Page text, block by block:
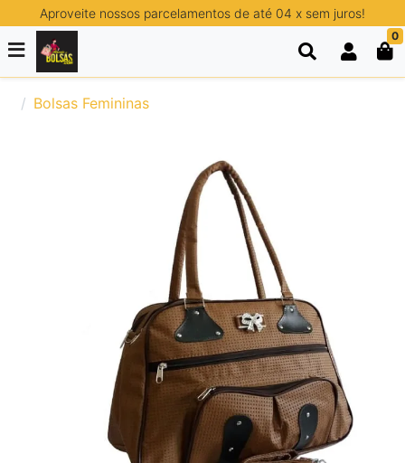
Aproveite nossos parcelamentos de até 04 x sem juros!
0
Bolsas Femininas